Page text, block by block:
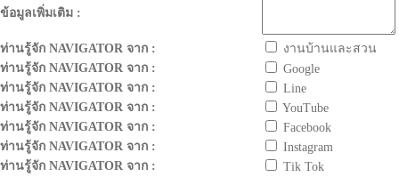
ข้อมูลเพิ่มเติม :
ท่านรู้จัก NAVIGATOR จาก :
งานบ้านและสวน
ท่านรู้จัก NAVIGATOR จาก :
Google
ท่านรู้จัก NAVIGATOR จาก :
Line
ท่านรู้จัก NAVIGATOR จาก :
YouTube
ท่านรู้จัก NAVIGATOR จาก :
Facebook
ท่านรู้จัก NAVIGATOR จาก :
Instagram
ท่านรู้จัก NAVIGATOR จาก :
Tik Tok